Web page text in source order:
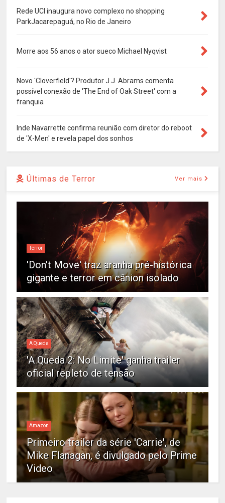
Rede UCI inaugura novo complexo no shopping
ParkJacarepaguá, no Rio de Janeiro
Morre aos 56 anos o ator sueco Michael Nyqvist
Novo 'Cloverfield'? Produtor J.J. Abrams comenta
possível conexão de 'The End of Oak Street' com a
franquia
Inde Navarrette confirma reunião com diretor do reboot
de 'X-Men' e revela papel dos sonhos
Últimas de Terror Ver mais
Terror
'Don't Move' traz aranha pré-histórica
gigante e terror em cânion isolado
A Queda
'A Queda 2: No Limite' ganha trailer
oficial repleto de tensão
Amazon
Primeiro trailer da série 'Carrie', de
Mike Flanagan, é divulgado pelo Prime
Video